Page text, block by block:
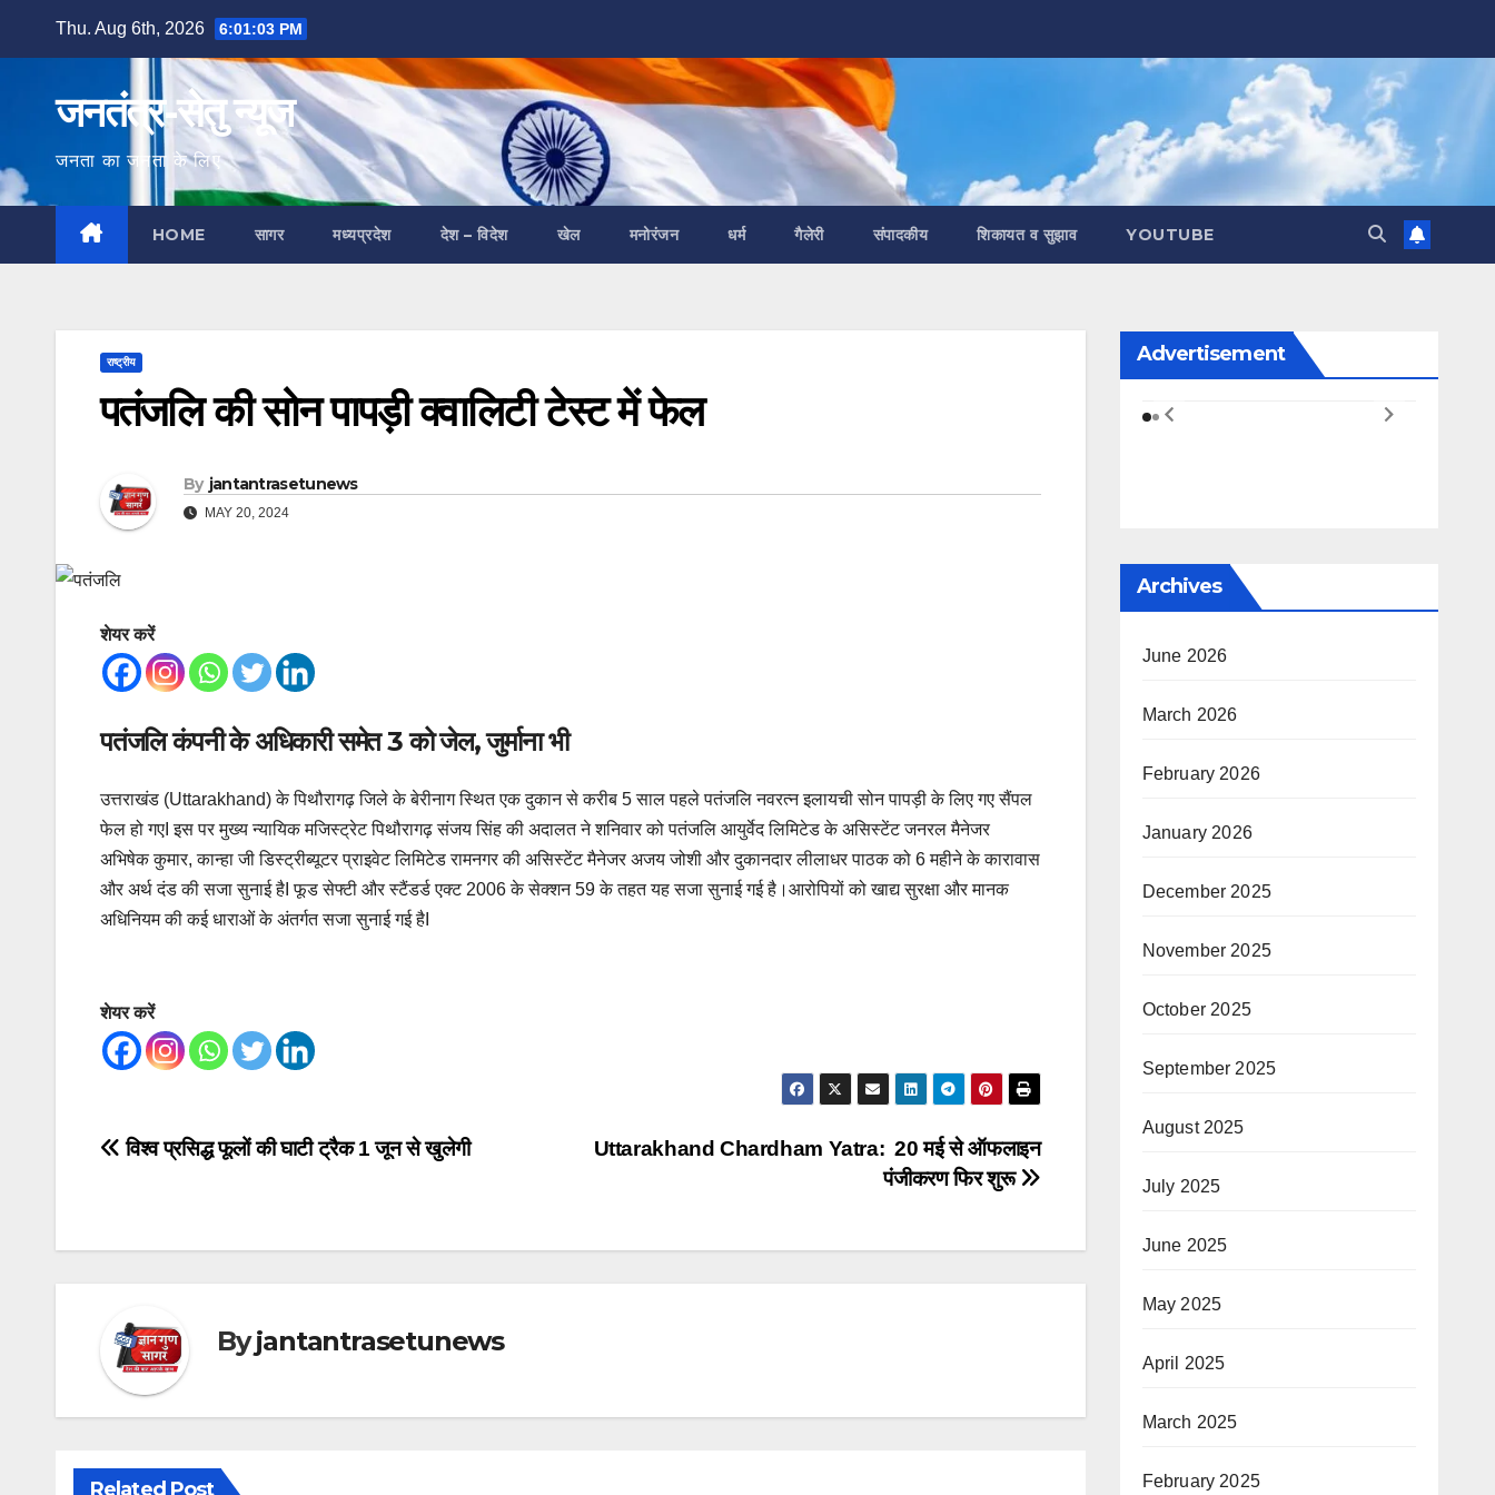
Thu. Aug 6th, 2026 6:01:04 PM
जनतंत्र-सेतु न्यूज
जनता का जनता के लिए
HOME सागर मध्यप्रदेश देश – विदेश खेल मनोरंजन धर्म गैलेरी संपादकीय शिकायत व सुझाव YOUTUBE
राष्ट्रीय
पतंजलि की सोन पापड़ी क्वालिटी टेस्ट में फेल
By jantantrasetunews
MAY 20, 2024
शेयर करें
पतंजलि कंपनी के अधिकारी समेत 3 को जेल, जुर्माना भी
उत्तराखंड (Uttarakhand) के पिथौरागढ़ जिले के बेरीनाग स्थित एक दुकान से करीब 5 साल पहले पतंजलि नवरत्न इलायची सोन पापड़ी के लिए गए सैंपल
फेल हो गएI इस पर मुख्य न्यायिक मजिस्ट्रेट पिथौरागढ़ संजय सिंह की अदालत ने शनिवार को पतंजलि आयुर्वेद लिमिटेड के असिस्टेंट जनरल मैनेजर
अभिषेक कुमार, कान्हा जी डिस्ट्रीब्यूटर प्राइवेट लिमिटेड रामनगर की असिस्टेंट मैनेजर अजय जोशी और दुकानदार लीलाधर पाठक को 6 महीने के कारावास
और अर्थ दंड की सजा सुनाई हैI फूड सेफ्टी और स्टैंडर्ड एक्ट 2006 के सेक्शन 59 के तहत यह सजा सुनाई गई है।आरोपियों को खाद्य सुरक्षा और मानक
अधिनियम की कई धाराओं के अंतर्गत सजा सुनाई गई हैI
शेयर करें
Post
Uttarakhand Chardham Yatra: 20 मई से ऑफलाइन
पंजीकरण फिर शुरू
विश्व प्रसिद्ध फूलों की घाटी ट्रैक 1 जून से खुलेगी
Byjantantrasetunews
Related Post
Advertisement
Archives
June 2026
March 2026
February 2026
January 2026
December 2025
November 2025
October 2025
September 2025
August 2025
July 2025
June 2025
May 2025
April 2025
March 2025
February 2025